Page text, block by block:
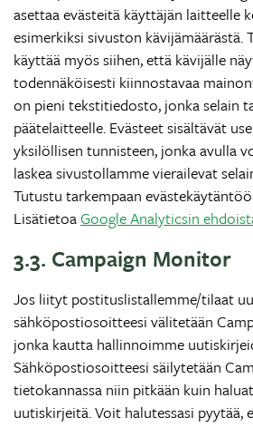
asettaa evästeitä käyttäjän laitteelle
esimerkiksi sivuston kävijämäärästä.
käyttää myös siihen, että kävijälle
todennäköisesti kiinnostavaa
on pieni tekstitiedosto, jonka selain
päätelaitteelle. Evästeet sisältävät
yksilöllisen tunnisteen, jonka avulla
laskea sivustollamme vierailevat
Tutustu tarkempaan
LisätietoaGoogle Analyticsin
3.3. Campaign Monitor
Jos liityt postituslistallemme/tilaat
sähköpostiosoitteesi välitetään
jonka kautta hallinnoimme
Sähköpostiosoitteesi säilytetään
tietokannassa niin pitkään kuin
uutiskirjeitä. Voit halutessasi pyytää,